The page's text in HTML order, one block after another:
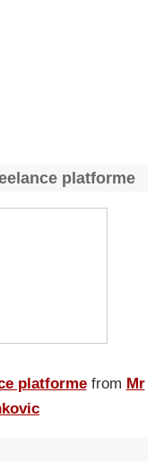
platforme
platforme from Mr